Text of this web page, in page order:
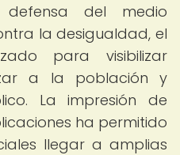
defensa del medio
la desigualdad, el
para visibilizar
a la población y
La impresión de
ha permitido
llegar a amplias